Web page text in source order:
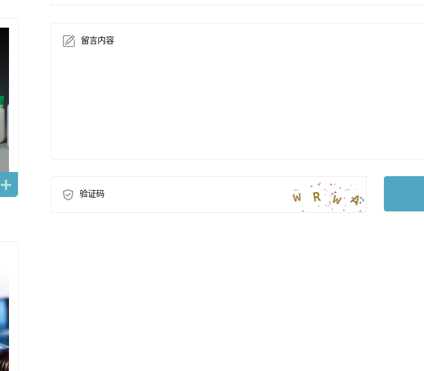
留言内容
验证码